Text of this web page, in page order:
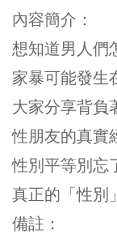
內容簡介：
想知道男人們
家暴可能發生
大家分享背負
性朋友的真
性別平等別忘
真正的「性別
備註：